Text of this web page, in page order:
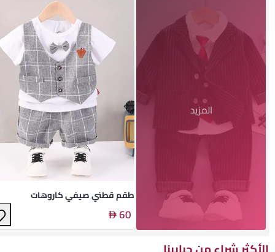
المزيد
طقم قطني صيفي كاروهات
60